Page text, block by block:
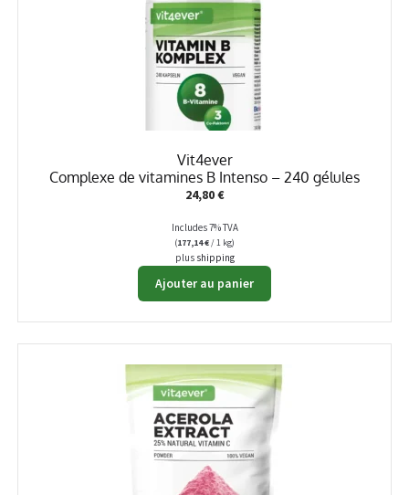
Vit4ever
Complexe de vitamines B Intenso – 240 gélules
24,80€
Includes 7% TVA
(177,14€/ 1 kg)
plus shipping
Ajouter au panier